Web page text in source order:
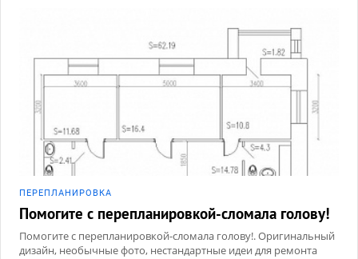
ПЕРЕПЛАНИРОВКА
Помогите с перепланировкой-сломала голову!
Помогите с перепланировкой-сломала голову!. Оригинальный
дизайн, необычные фото, нестандартные идеи для ремонта